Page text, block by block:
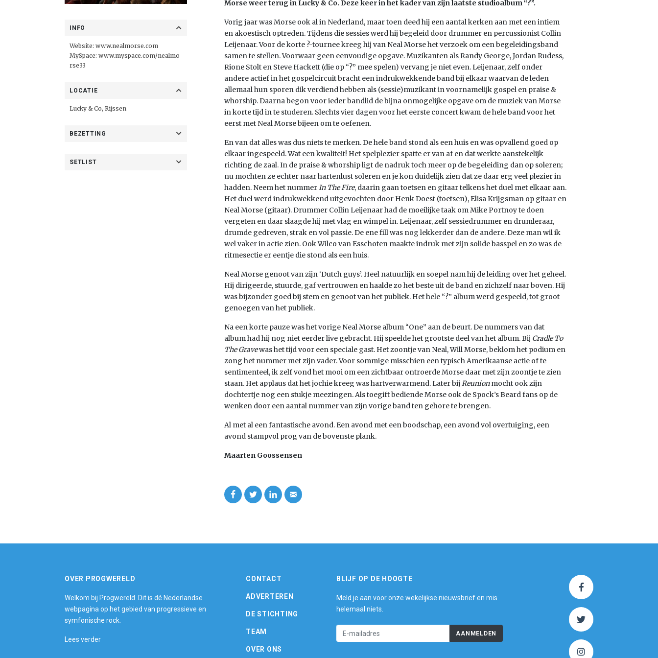
INFO
Website: www.nealmorse.com
MySpace: www.myspace.com/nealmo
rse33
LOCATIE
Lucky & Co, Rijssen
BEZETTING
SETLIST
Morse weer terug in Lucky & Co. Deze keer in het kader van zijn laatste studioalbum “?”.
Vorig jaar was Morse ook al in Nederland, maar toen deed hij een aantal kerken aan met een intiem
en akoestisch optreden. Tijdens die sessies werd hij begeleid door drummer en percussionist Collin
Leijenaar. Voor de korte ?-tournee kreeg hij van Neal Morse het verzoek om een begeleidingsband
samen te stellen. Voorwaar geen eenvoudige opgave. Muzikanten als Randy George, Jordan Rudess,
Rione Stolt en Steve Hackett (die op “?” mee spelen) vervang je niet even. Leijenaar, zelf onder
andere actief in het gospelcircuit bracht een indrukwekkende band bij elkaar waarvan de leden
allemaal hun sporen dik verdiend hebben als (sessie)muzikant in voornamelijk gospel en praise &
whorship. Daarna begon voor ieder bandlid de bijna onmogelijke opgave om de muziek van Morse
in korte tijd in te studeren. Slechts vier dagen voor het eerste concert kwam de hele band voor het
eerst met Neal Morse bijeen om te oefenen.
En van dat alles was dus niets te merken. De hele band stond als een huis en was opvallend goed op
elkaar ingespeeld. Wat een kwaliteit! Het spelplezier spatte er van af en dat werkte aanstekelijk
richting de zaal. In de praise & whorship ligt de nadruk toch meer op de begeleiding dan op soleren;
nu mochten ze echter naar hartenlust soleren en je kon duidelijk zien dat ze daar erg veel plezier in
hadden. Neem het nummerIn The Fire, daarin gaan toetsen en gitaar telkens het duel met elkaar aan.
Het duel werd indrukwekkend uitgevochten door Henk Doest (toetsen), Elisa Krijgsman op gitaar en
Neal Morse (gitaar). Drummer Collin Leijenaar had de moeilijke taak om Mike Portnoy te doen
vergeten en daar slaagde hij met vlag en wimpel in. Leijenaar, zelf sessiedrummer en drumleraar,
drumde gedreven, strak en vol passie. De ene fill was nog lekkerder dan de andere. Deze man wil ik
wel vaker in actie zien. Ook Wilco van Esschoten maakte indruk met zijn solide basspel en zo was de
ritmesectie er eentje die stond als een huis.
Neal Morse genoot van zijn ‘Dutch guys’. Heel natuurlijk en soepel nam hij de leiding over het geheel.
Hij dirigeerde, stuurde, gaf vertrouwen en haalde zo het beste uit de band en zichzelf naar boven. Hij
was bijzonder goed bij stem en genoot van het publiek. Het hele “?” album werd gespeeld, tot groot
genoegen van het publiek.
Na een korte pauze was het vorige Neal Morse album “One” aan de beurt. De nummers van dat
album had hij nog niet eerder live gebracht. Hij speelde het grootste deel van het album. Bij Cradle To
The Gravewas het tijd voor een speciale gast. Het zoontje van Neal, Will Morse, beklom het podium en
zong het nummer met zijn vader. Voor sommige misschien een typisch Amerikaanse actie of te
sentimenteel, ik zelf vond het mooi om een zichtbaar ontroerde Morse daar met zijn zoontje te zien
staan. Het applaus dat het jochie kreeg was hartverwarmend. Later bij Reunionmocht ook zijn
dochtertje nog een stukje meezingen. Als toegift bediende Morse ook de Spock’s Beard fans op de
wenken door een aantal nummer van zijn vorige band ten gehore te brengen.
Al met al een fantastische avond. Een avond met een boodschap, een avond vol overtuiging, een
avond stampvol prog van de bovenste plank.
Maarten Goossensen
OVER PROGWERELD
Welkom bij Progwereld. Dit is dé Nederlandse
webpagina op het gebied van progressieve en
symfonische rock.
Lees verder
CONTACT
ADVERTEREN
DE STICHTING
TEAM
OVER ONS
BLIJF OP DE HOOGTE
Meld je aan voor onze wekelijkse nieuwsbrief en mis
helemaal niets.
AANMELDEN